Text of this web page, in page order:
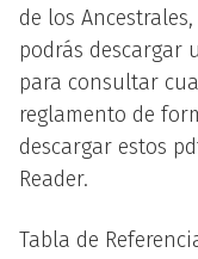
de los
podrás descargar
para consultar
reglamento de
descargar estos
Reader.
Tabla de